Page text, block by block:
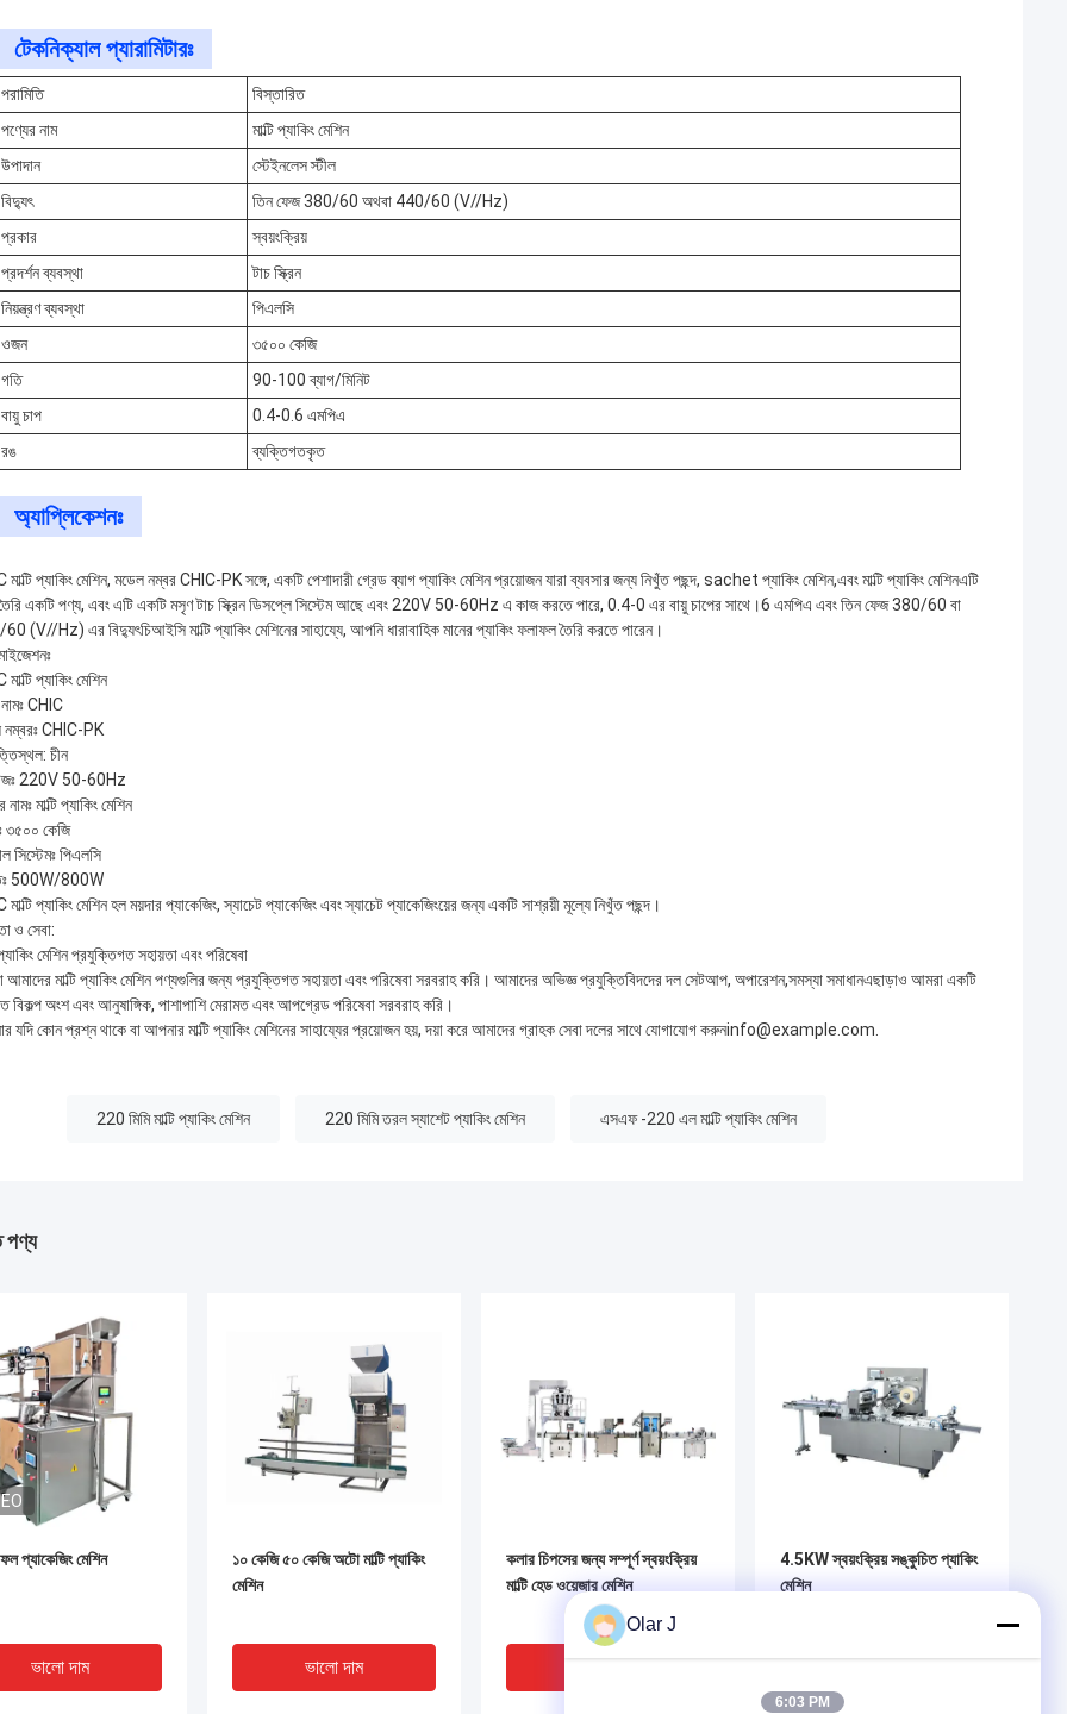
টেকনিক্যাল প্যারামিটারঃ
পরামিতি
বিস্তারিত
পণ্যের নাম
মাল্টি প্যাকিং মেশিন
উপাদান
স্টেইনলেস স্টীল
বিদ্যুৎ
তিন ফেজ 380/60 অথবা 440/60 (V//Hz)
প্রকার
স্বয়ংক্রিয়
প্রদর্শন ব্যবস্থা
টাচ স্ক্রিন
নিয়ন্ত্রণ ব্যবস্থা
পিএলসি
ওজন
৩৫০০ কেজি
গতি
90-100 ব্যাগ/মিনিট
বায়ু চাপ
0.4-0.6 এমপিএ
রঙ
ব্যক্তিগতকৃত
অ্যাপ্লিকেশনঃ
মাল্টি প্যাকিং মেশিন, মডেল নম্বর CHIC-PK সঙ্গে, একটি পেশাদারী গ্রেড ব্যাগ প্যাকিং মেশিন প্রয়োজন যারা ব্যবসার জন্য নিখুঁত পছন্দ, sachet প্যাকিং মেশিন,এবং মাল্টি প্যাকিং মেশিনএটি
তৈরি একটি পণ্য, এবং এটি একটি মসৃণ টাচ স্ক্রিন ডিসপ্লে সিস্টেম আছে এবং 220V 50-60Hz এ কাজ করতে পারে, 0.4-0 এর বায়ু চাপের সাথে।6 এমপিএ এবং তিন ফেজ 380/60 বা
(V//Hz) এর বিদ্যুৎচিআইসি মাল্টি প্যাকিং মেশিনের সাহায্যে, আপনি ধারাবাহিক মানের প্যাকিং ফলাফল তৈরি করতে পারেন।
প্যাকিং মেশিন
নামঃ CHIC
নম্বরঃ CHIC-PK
চীন
220V 50-60Hz
নামঃ মাল্টি প্যাকিং মেশিন
৩৫০০ কেজি
সিস্টেমঃ পিএলসি
500W/800W
মাল্টি প্যাকিং মেশিন হল ময়দার প্যাকেজিং, স্যাচেট প্যাকেজিং এবং স্যাচেট প্যাকেজিংয়ের জন্য একটি সাশ্রয়ী মূল্যে নিখুঁত পছন্দ।
ও সেবা:
প্যাকিং মেশিন প্রযুক্তিগত সহায়তা এবং পরিষেবা
মাল্টি প্যাকিং মেশিন পণ্যগুলির জন্য প্রযুক্তিগত সহায়তা এবং পরিষেবা সরবরাহ করি। আমাদের অভিজ্ঞ প্রযুক্তিবিদদের দল সেটআপ, অপারেশন,সমস্যা সমাধানএছাড়াও আমরা একটি
বিকল্প অংশ এবং আনুষাঙ্গিক, পাশাপাশি মেরামত এবং আপগ্রেড পরিষেবা সরবরাহ করি।
যদি কোন প্রশ্ন থাকে বা আপনার মাল্টি প্যাকিং মেশিনের সাহায্যের প্রয়োজন হয়, দয়া করে আমাদের গ্রাহক সেবা দলের সাথে যোগাযোগ করুনinfo@example.com
220 মিমি মাল্টি প্যাকিং মেশিন 220 মিমি তরল স্যাশেট প্যাকিং মেশিন এসএফ -220 এল মাল্টি প্যাকিং মেশিন
পণ্য
প্যাকেজিং মেশিন
ভালো দাম
১০ কেজি ৫০ কেজি অটো মাল্টি প্যাকিং
মেশিন
ভালো দাম
কলার চিপসের জন্য সম্পূর্ণ স্বয়ংক্রিয়
মাল্টি হেড ওয়েজার মেশিন
ভালো দাম
4.5KW স্বয়ংক্রিয় সঙ্কুচিত প্যাকিং
মেশিন
ভালো দাম
Olar J
6:03 PM